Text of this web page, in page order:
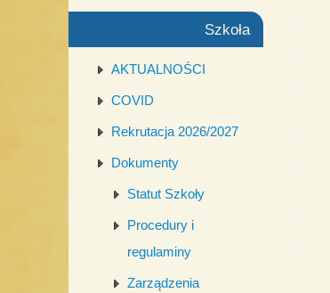
Szkoła
AKTUALNOŚCI
COVID
Rekrutacja 2026/2027
Dokumenty
Statut Szkoły
Procedury i
regulaminy
Zarządzenia